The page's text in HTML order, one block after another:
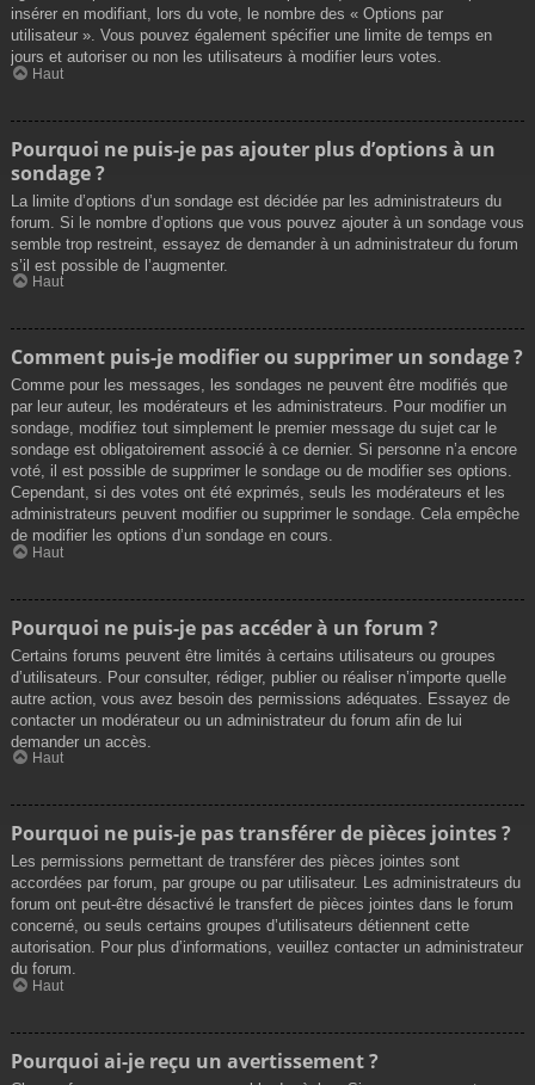
insérer en modifiant, lors du vote, le nombre des « Options par
utilisateur ». Vous pouvez également spécifier une limite de temps en
jours et autoriser ou non les utilisateurs à modifier leurs votes.
Haut
Pourquoi ne puis-je pas ajouter plus d’options à un
sondage ?
La limite d’options d’un sondage est décidée par les administrateurs du
forum. Si le nombre d’options que vous pouvez ajouter à un sondage vous
semble trop restreint, essayez de demander à un administrateur du forum
s’il est possible de l’augmenter.
Haut
Comment puis-je modifier ou supprimer un sondage ?
Comme pour les messages, les sondages ne peuvent être modifiés que
par leur auteur, les modérateurs et les administrateurs. Pour modifier un
sondage, modifiez tout simplement le premier message du sujet car le
sondage est obligatoirement associé à ce dernier. Si personne n’a encore
voté, il est possible de supprimer le sondage ou de modifier ses options.
Cependant, si des votes ont été exprimés, seuls les modérateurs et les
administrateurs peuvent modifier ou supprimer le sondage. Cela empêche
de modifier les options d’un sondage en cours.
Haut
Pourquoi ne puis-je pas accéder à un forum ?
Certains forums peuvent être limités à certains utilisateurs ou groupes
d’utilisateurs. Pour consulter, rédiger, publier ou réaliser n’importe quelle
autre action, vous avez besoin des permissions adéquates. Essayez de
contacter un modérateur ou un administrateur du forum afin de lui
demander un accès.
Haut
Pourquoi ne puis-je pas transférer de pièces jointes ?
Les permissions permettant de transférer des pièces jointes sont
accordées par forum, par groupe ou par utilisateur. Les administrateurs du
forum ont peut-être désactivé le transfert de pièces jointes dans le forum
concerné, ou seuls certains groupes d’utilisateurs détiennent cette
autorisation. Pour plus d’informations, veuillez contacter un administrateur
du forum.
Haut
Pourquoi ai-je reçu un avertissement ?